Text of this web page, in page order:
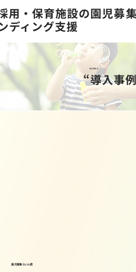
用・保育施設の園児募
ディング支援
WORKS
“導入事
園児募集らいん君